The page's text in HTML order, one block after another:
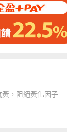
黃，阻絕黃化因子